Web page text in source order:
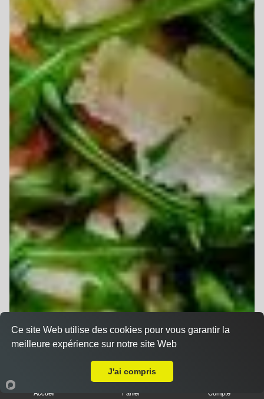
Accueil Panier Compte
Ce site Web utilise des cookies pour vous garantir la
meilleure expérience sur notre site Web
J'ai compris